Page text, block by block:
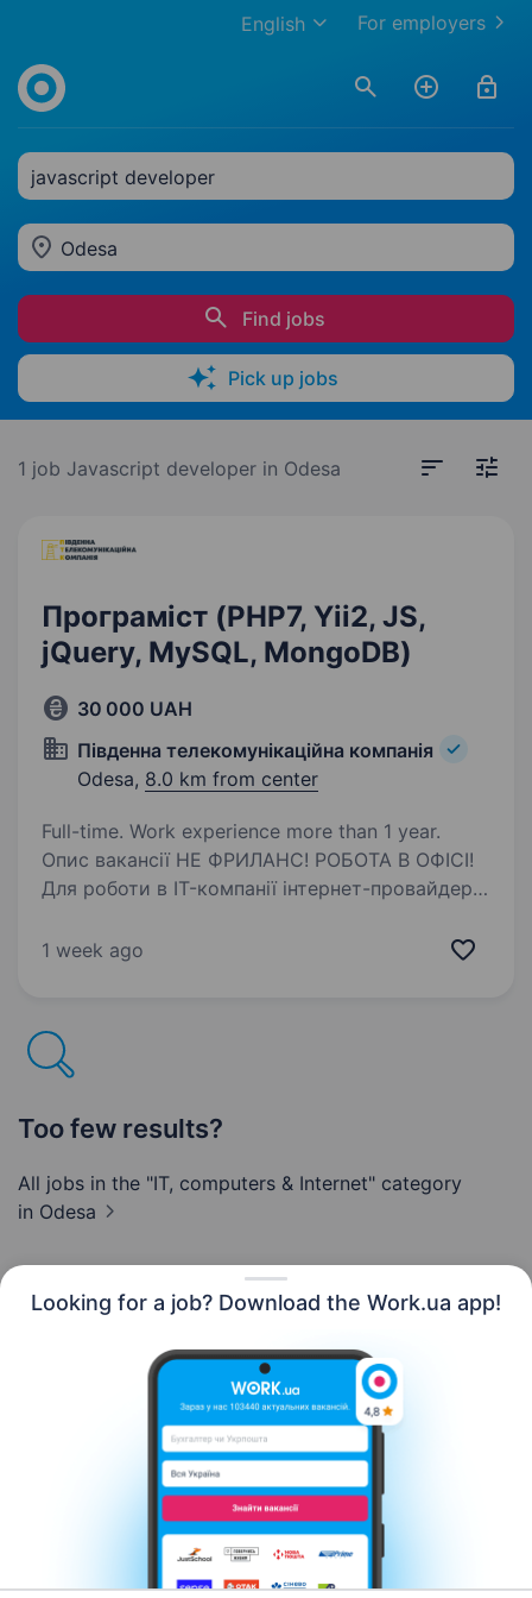
Looking for a job? Download the Work.ua app!
For employers
English
javascript developer
Odesa
Find jobs
Pick up jobs
1 job Javascript developer in Odesa
Програміст (PHP7, Yii2, JS,
jQuery, MySQL, MongoDB)
30 000 UAH
Пiвденна телекомунiкацiйна компанiя
Odesa, 8.0 km from center
Full-time. Work experience more than 1 year.
Опис вакансії НЕ ФРИЛАНС! РОБОТА В ОФІСІ!
Для роботи в IT-компанії інтернет-провайдері
програмістів з досвідом 1−2 роки зі знанням
1 week ago
Too few results?
All jobs in the "IT, computers & Internet" category
in Odesa
Contact us About us
Сareer
Help Terms of use